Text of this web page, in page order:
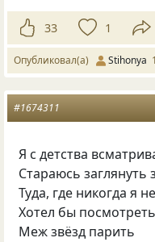
33 1
Опубликовал(а) Stihonya
#1674311
Я с детства
Стараюсь заглянуть
Туда, где никогда я
Хотел бы
Меж звёзд парить